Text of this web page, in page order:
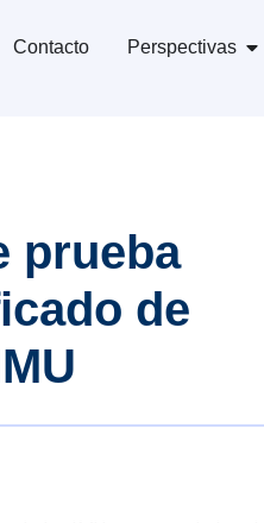
Contacto Perspectivas
prueba
de